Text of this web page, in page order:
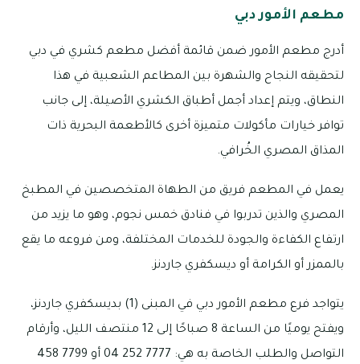
مطعم الأمور دبي
أدرج مطعم الأمور ضمن قائمة أفضل مطعم كشري في دبي
لتحقيقه النجاح والشهرة بين المطاعم الشعبية في هذا
النطاق، ويتم إعداد أجمل أطباق الكشري الأصيلة، إلى جانب
توافر خيارات مأكولات متميزة أخرى كالأطعمة البحرية ذات
المذاق المصري الخُرافي.
يعمل في المطعم فريق من الطهاة المتخصصين في المطبخ
المصري والذين تدربوا في فنادق خمس نجوم، وهو ما يزيد من
ارتفاع الكفاءة والجودة للخدمات المختلفة، ومن فروعه ما يقع
بالممزر أو الكرامة أو ديسكفري جاردنز.
يتواجد فرع مطعم الأمور دبي في المبنى (1) بديسكفري جاردنز،
ويفتح يوميًا من الساعة 8 صباحًا إلى 12 منتصف الليل، وأرقام
التواصل والطلب الخاصة به هي: 7777 252 04 أو 7799 458